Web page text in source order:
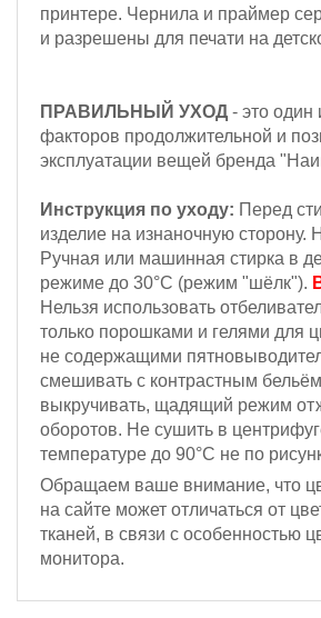
принтере. Чернила и праймер
и разрешены для печати на
ПРАВИЛЬНЫЙ УХОД - это один
факторов продолжительной и
эксплуатации вещей бренда
Инструкция по уходу: Перед
изделие на изнаночную сторону.
Ручная или машинная стирка в
режиме до 30°С (режим "шёлк").
Нельзя использовать
только порошками и гелями для
не содержащими
смешивать с контрастным
выкручивать, щадящий режим
оборотов. Не сушить в
температуре до 90°С не по
Обращаем ваше внимание, что
на сайте может отличаться от
тканей, в связи с особенностью
монитора.